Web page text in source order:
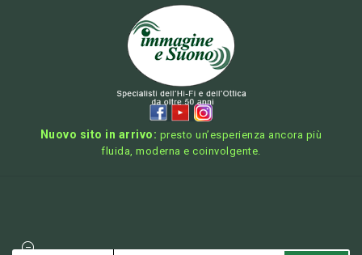
Nuovo sito in arrivo: presto un’esperienza ancora più
fluida, moderna e coinvolgente.